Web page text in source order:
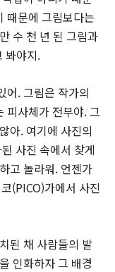
때문에 그림보다는
수 천 년 된 그림과
봐야지.
어. 그림은 작가의
피사체가 전부야. 그
아. 여기에 사진의
사진 속에서 찾게
고 놀라워. 언젠가
(PICO)가에서 사진
된 채 사람들의 발
인화하자 그 배경